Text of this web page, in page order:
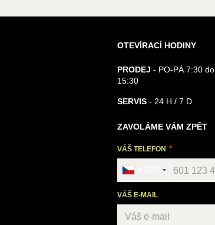
OTEVÍRACÍ HODINY
PRODEJ - PO-PÁ 7:30 do
15:30
SERVIS - 24 H / 7 D
ZAVOLÁME VÁM ZPĚT
VÁŠ TELEFON
VÁŠ E-MAIL